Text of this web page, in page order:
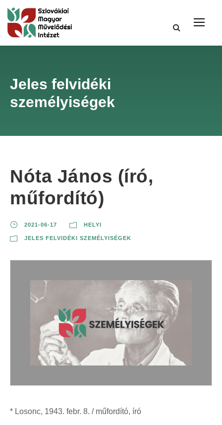
Jeles felvidéki
személyiségek
Nóta János (író,
műfordító)
2021-06-17 HELYI
JELES FELVIDÉKI SZEMÉLYISÉGEK
* Losonc, 1943. febr. 8. / műfordító, író